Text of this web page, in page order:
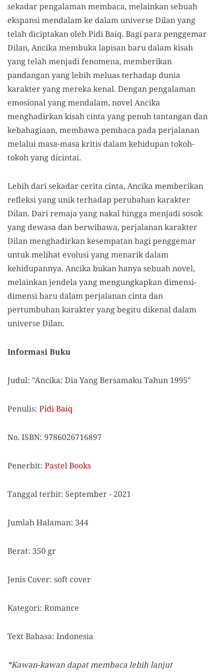
sekadar pengalaman membaca, melainkan sebuah
ekspansi mendalam ke dalam universe Dilan yang
telah diciptakan oleh Pidi Baiq. Bagi para penggemar
Dilan, Ancika membuka lapisan baru dalam kisah
yang telah menjadi fenomena, memberikan
pandangan yang lebih meluas terhadap dunia
karakter yang mereka kenal. Dengan pengalaman
emosional yang mendalam, novel Ancika
menghadirkan kisah cinta yang penuh tantangan dan
kebahagiaan, membawa pembaca pada perjalanan
melalui masa-masa kritis dalam kehidupan tokoh-
tokoh yang dicintai.
Lebih dari sekadar cerita cinta, Ancika memberikan
refleksi yang unik terhadap perubahan karakter
Dilan. Dari remaja yang nakal hingga menjadi sosok
yang dewasa dan berwibawa, perjalanan karakter
Dilan menghadirkan kesempatan bagi penggemar
untuk melihat evolusi yang menarik dalam
kehidupannya. Ancika bukan hanya sebuah novel,
melainkan jendela yang mengungkapkan dimensi-
dimensi baru dalam perjalanan cinta dan
pertumbuhan karakter yang begitu dikenal dalam
universe Dilan.
Informasi Buku
Judul: "Ancika: Dia Yang Bersamaku Tahun 1995"
Penulis: Pidi Baiq
No. ISBN: 9786026716897
Penerbit: Pastel Books
Tanggal terbit: September - 2021
Jumlah Halaman: 344
Berat: 350 gr
Jenis Cover: soft cover
Kategori: Romance
Text Bahasa: Indonesia
*Kawan-kawan dapat membaca lebih lanjut